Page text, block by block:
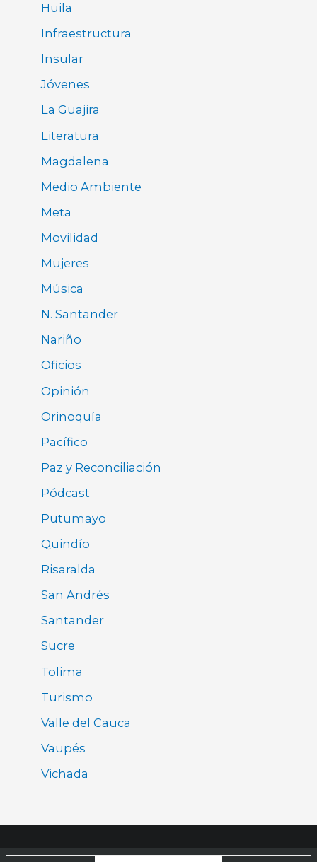
Huila
Infraestructura
Insular
Jóvenes
La Guajira
Literatura
Magdalena
Medio Ambiente
Meta
Movilidad
Mujeres
Música
N. Santander
Nariño
Oficios
Opinión
Orinoquía
Pacífico
Paz y Reconciliación
Pódcast
Putumayo
Quindío
Risaralda
San Andrés
Santander
Sucre
Tolima
Turismo
Valle del Cauca
Vaupés
Vichada